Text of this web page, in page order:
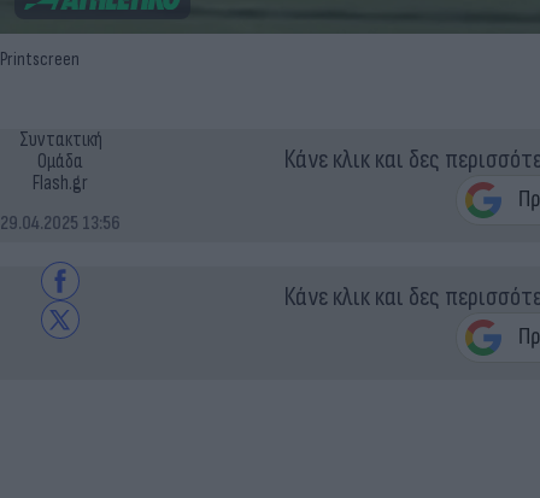
Printscreen
Συντακτική
Ομάδα
Flash.gr
29.04.2025 13:56
Κάνε κλικ και δες
Κάνε κλικ και δες